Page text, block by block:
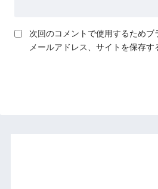
次回のコメントで使用するためブ
メールアドレス、サイトを保存す